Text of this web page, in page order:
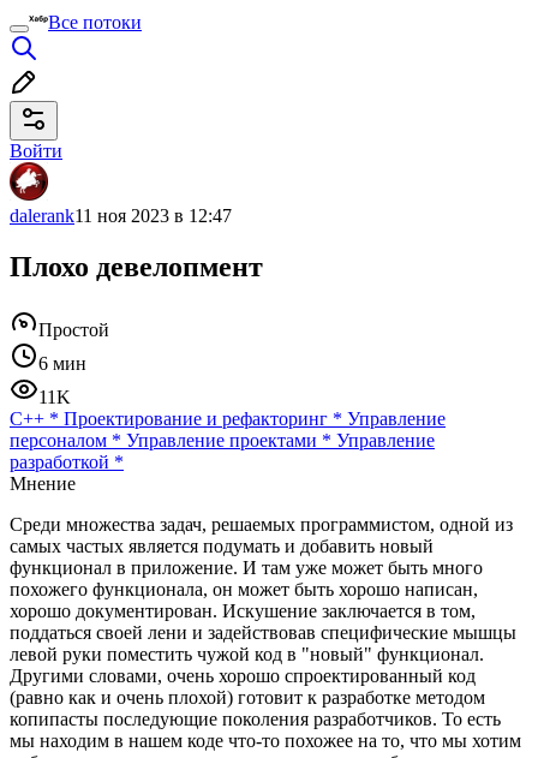
Все потоки
Войти
dalerank11 ноя 2023 в 12:47
Плохо девелопмент
Простой
6 мин
11K
C++ * Проектирование и рефакторинг * Управление
персоналом * Управление проектами * Управление
разработкой *
Мнение
Среди множества задач, решаемых программистом, одной из
самых частых является подумать и добавить новый
функционал в приложение. И там уже может быть много
похожего функционала, он может быть хорошо написан,
хорошо документирован. Искушение заключается в том,
поддаться своей лени и задействовав специфические мышцы
левой руки поместить чужой код в "новый" функционал.
Другими словами, очень хорошо спроектированный код
(равно как и очень плохой) готовит к разработке методом
копипасты последующие поколения разработчиков. То есть
мы находим в нашем коде что-то похожее на то, что мы хотим